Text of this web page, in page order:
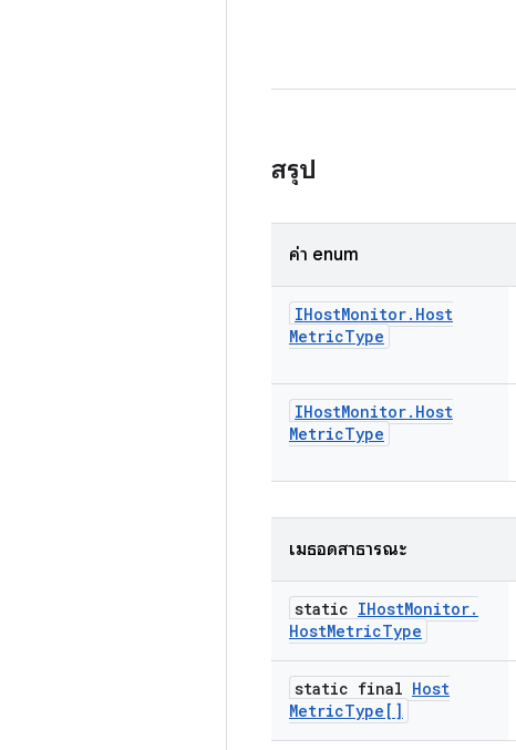
สรุป
ค่า enum
IHostMonitor. Host
MetricType
IHostMonitor. Host
MetricType
เมธอดสาธารณะ
static IHostMonitor.
HostMetricType
static final Host
MetricType[]